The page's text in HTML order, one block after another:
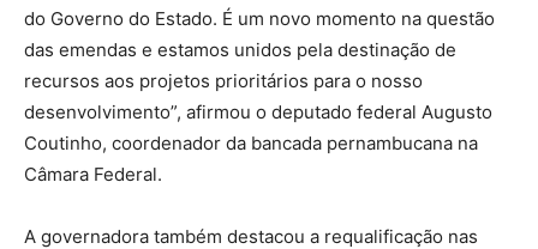
do Governo do Estado. É um novo momento na questão
das emendas e estamos unidos pela destinação de
recursos aos projetos prioritários para o nosso
desenvolvimento”, afirmou o deputado federal Augusto
Coutinho, coordenador da bancada pernambucana na
Câmara Federal.
A governadora também destacou a requalificação nas